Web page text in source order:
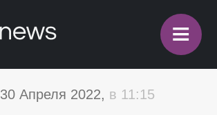
≡
30 Апреля 2022, в 11:15